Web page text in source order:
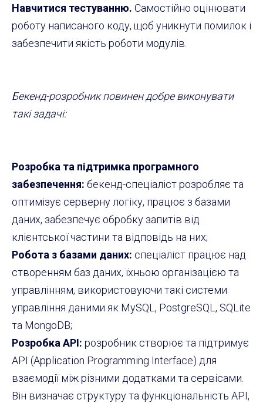
Навчитися тестуванню. Самостійно оцінювати
роботу написаного коду, щоб уникнути помилок і
забезпечити якість роботи модулів.
Бекенд-розробник повинен добре виконувати
такі задачі:
Розробка та підтримка програмного
забезпечення: бекенд-спеціаліст розробляє та
оптимізує серверну логіку, працює з базами
даних, забезпечує обробку запитів від
клієнтської частини та відповідь на них;
Робота з базами даних: спеціаліст працює над
створенням баз даних, їхньою організацією та
управлінням, використовуючи такі системи
управління даними як MySQL, PostgreSQL, SQLite
та MongoDB;
Розробка API: розробник створює та підтримує
API (Application Programming Interface) для
взаємодії між різними додатками та сервісами.
Він визначає структуру та функціональність API,